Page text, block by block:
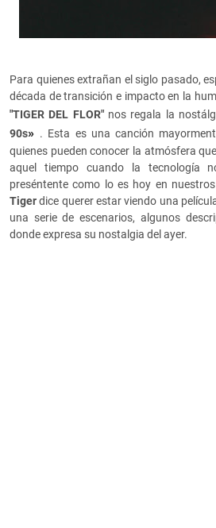
Para quienes extrañan el siglo pasado,
década de transición e impacto en la
"TIGER DEL FLOR"nos regala la
90s» . Esta es una canción
quienes pueden conocer la atmósfera
aquel tiempo cuando la tecnología
preséntente como lo es hoy en
Tigerdice querer estar viendo una
una serie de escenarios, algunos
donde expresa su nostalgia del ayer.